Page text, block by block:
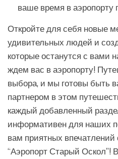
ваше время в
Откройте для себя новые
удивительных людей и
которые останутся с вами
ждем вас в аэропорту!
выбора, и мы готовы быть
партнером в этом
каждый добавленный
информативен для наших
вам приятных
“Аэропорт Старый Оскол”!